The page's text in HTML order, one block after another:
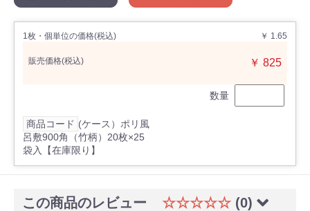
1枚・個単位の価格(税込) ￥ 1.65
販売価格(税込) ￥ 825
数量
商品コード (ケース）ポリ風
呂敷900角（竹柄）20枚×25
袋入【在庫限り】
この商品のレビュー ☆☆☆☆☆ (0)